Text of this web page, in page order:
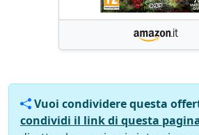
Vuoi condividere questa
condividi il link di questa